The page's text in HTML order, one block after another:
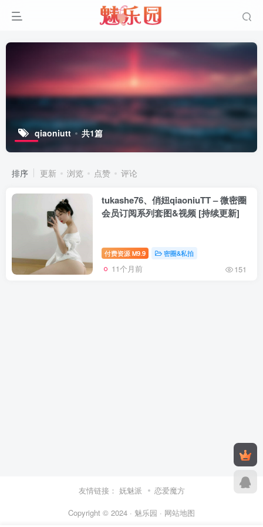
qiaoniutt 共1篇
排序 更新 浏览 点赞 评论
tukashe76、俏妞qiaoniuTT – 微密圈
会员订阅系列套图&视频 [持续更新]
付费资源 M9.9 密圈&私拍
11个月前 151
友情链接： 妩魅派
恋爱魔方
Copyright © 2024 · 魅乐园 · 网站地图